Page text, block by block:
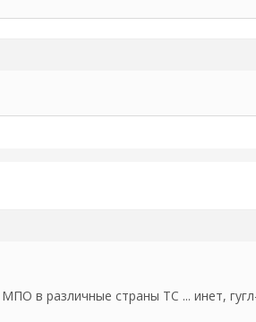
в различные страны ТС ... инет,